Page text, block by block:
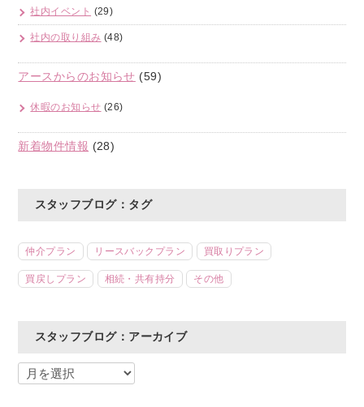
社内イベント (29)
社内の取り組み (48)
アースからのお知らせ (59)
休暇のお知らせ (26)
新着物件情報 (28)
スタッフブログ：タグ
仲介プラン リースバックプラン 買取りプラン
買戻しプラン 相続・共有持分 その他
スタッフブログ：アーカイブ